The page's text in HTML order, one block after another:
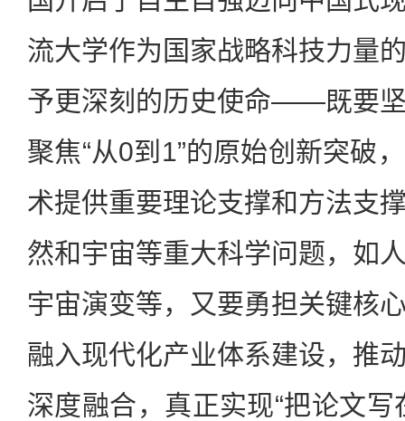
流大学作为国家战略科技力量
予更深刻的历史使命——既要
聚焦“从0到1”的原始创新突破
术提供重要理论支撑和方法支
然和宇宙等重大科学问题，如
宇宙演变等，又要勇担关键核
融入现代化产业体系建设，推
深度融合，真正实现“把论文写